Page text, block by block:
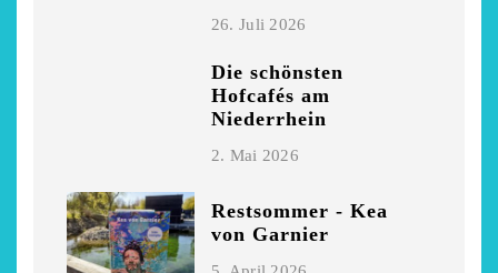
26. Juli 2026
Die schönsten
Hofcafés am
Niederrhein
2. Mai 2026
Restsommer - Kea
von Garnier